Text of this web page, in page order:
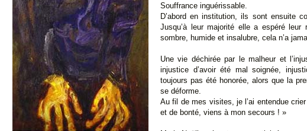
Souffrance inguérissable.
D’abord en institution, ils sont ensuite
Jusqu’à leur majorité elle a espéré
sombre, humide et insalubre, cela n’a
Une vie déchirée par le malheur et
injustice d’avoir été mal soignée,
toujours pas été honorée, alors que la
se déforme.
Au fil de mes visites, je l’ai entendue
et de bonté, viens à mon secours ! »